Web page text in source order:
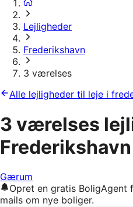
Lejligheder
Frederikshavn
3 værelses
Alle lejligheder til leje i
3 værelses
Frederikshavn
Gærum
Opret en gratis
mails om nye boliger.